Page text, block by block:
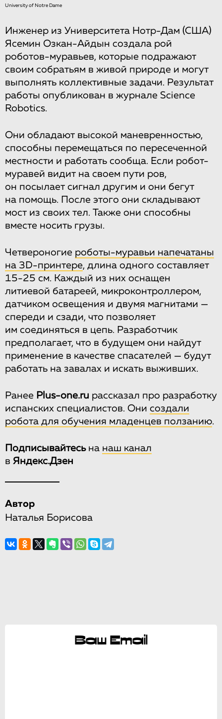
University of Notre Dame
Инженер из Университета Нотр-Дам (США)
Ясемин Озкан-Айдын создала рой
роботов-муравьев, которые подражают
своим собратьям в живой природе и могут
выполнять коллективные задачи. Результат
работы опубликован в журнале Science
Robotics.
Они обладают высокой маневренностью,
способны перемещаться по пересеченной
местности и работать сообща. Если робот-
муравей видит на своем пути ров,
он посылает сигнал другим и они бегут
на помощь. После этого они складывают
мост из своих тел. Также они способны
вместе носить грузы.
Четвероногие роботы-муравьи напечатаны
на 3D-принтере, длина одного составляет
15-25 см. Каждый из них оснащен
литиевой батареей, микроконтроллером,
датчиком освещения и двумя магнитами —
спереди и сзади, что позволяет
им соединяться в цепь. Разработчик
предполагает, что в будущем они найдут
применение в качестве спасателей — будут
работать на завалах и искать выживших.
Ранее Plus-one.ru рассказал про разработку
испанских специалистов. Они создали
робота для обучения младенцев ползанию.
Подписывайтесьна наш канал
в Яндекс.Дзен
Автор
Наталья Борисова
Ваш Email